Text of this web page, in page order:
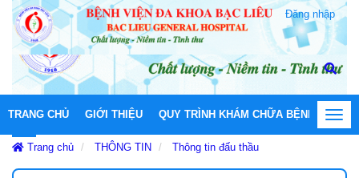
Đăng nhập
TRANG CHỦ GIỚI THIỆU QUY TRÌNH KHÁM CHỮA BỆNH
Trang chủ
THÔNG TIN Thông tin đấu thầu